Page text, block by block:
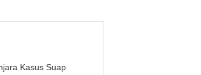
Kasus Suap